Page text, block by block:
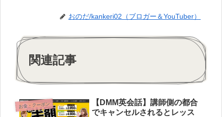
おのだ/kankeri02（ブロガー＆YouTuber）
関連記事
お金・クーポン
【DMM英会話】講師側の都合
でキャンセルされるとレッス